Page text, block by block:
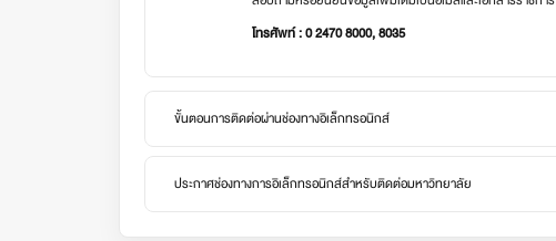
โทรศัพท์ : 0 2470 8000, 8035
ขั้นตอนการติดต่อผ่านช่องทางอิเล็กทรอนิกส์
ประกาศช่องทางการอิเล็กทรอนิกส์สำหรับติดต่อมหาวิทยาลัย